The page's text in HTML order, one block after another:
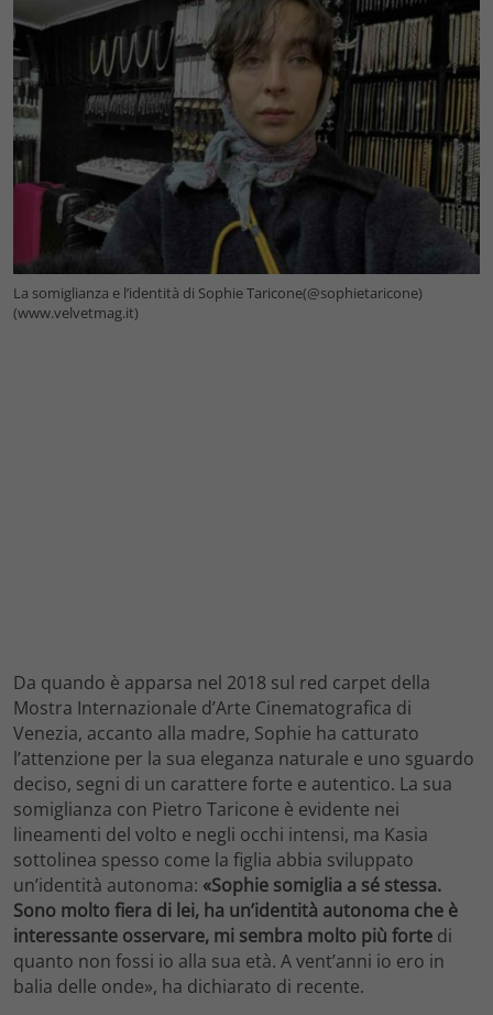
La somiglianza e l’identità di Sophie Taricone(@sophietaricone)
(www.velvetmag.it)
Da quando è apparsa nel 2018 sul red carpet della
Mostra Internazionale d’Arte Cinematografica di
Venezia, accanto alla madre, Sophie ha catturato
l’attenzione per la sua eleganza naturale e uno sguardo
deciso, segni di un carattere forte e autentico. La sua
somiglianza con Pietro Taricone è evidente nei
lineamenti del volto e negli occhi intensi, ma Kasia
sottolinea spesso come la figlia abbia sviluppato
un’identità autonoma: «Sophie somiglia a sé stessa.
Sono molto fiera di lei, ha un’identità autonoma che è
interessante osservare, mi sembra molto più forte di
quanto non fossi io alla sua età. A vent’anni io ero in
balia delle onde», ha dichiarato di recente.